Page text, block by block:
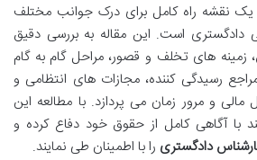
یک نقشه راه کامل برای درک جوانب مختلف
است. این مقاله به بررسی دقیق
زمینه های تخلف و قصور، مراحل گام به گام
رسیدگی کننده، مجازات های انتظامی و
و مرور زمان می پردازد. با مطالعه این
با آگاهی کامل از حقوق خود دفاع کرده و
دادگستری را با اطمینان طی نمایند.